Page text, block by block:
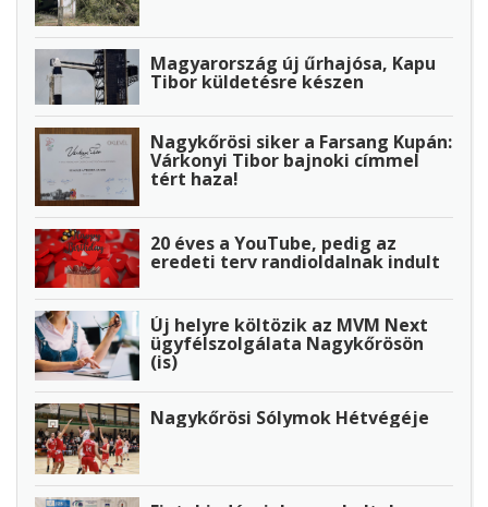
Magyarország új űrhajósa, Kapu
Tibor küldetésre készen
Nagykőrösi siker a Farsang Kupán:
Várkonyi Tibor bajnoki címmel
tért haza!
20 éves a YouTube, pedig az
eredeti terv randioldalnak indult
Új helyre költözik az MVM Next
ügyfélszolgálata Nagykőrösön
(is)
Nagykőrösi Sólymok Hétvégéje